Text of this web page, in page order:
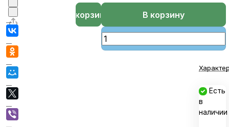
В корзину
В корзине
Есть
в
наличии